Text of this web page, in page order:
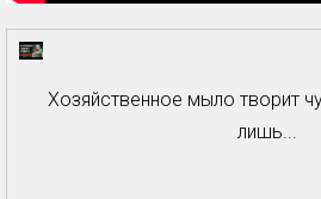
Хозяйственное мыло творит
лишь...